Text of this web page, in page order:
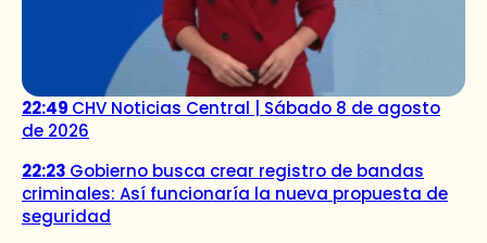
22:49 CHV Noticias Central | Sábado 8 de agosto
de 2026
22:23 Gobierno busca crear registro de bandas
criminales: Así funcionaría la nueva propuesta de
seguridad